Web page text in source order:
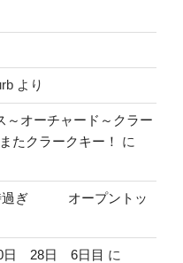
より
～オーチャード～クラー
たクラークキー！
に
過ぎ オープントッ
日 28日 6日目 に